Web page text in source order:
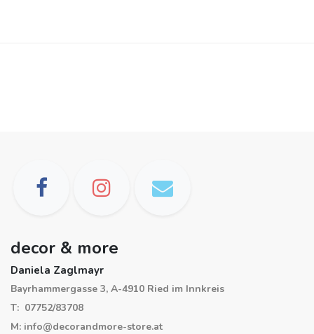
decor & more
Daniela Zaglmayr
Bayrhammergasse 3, A-4910 Ried im Innkreis
T: 07752/83708
M: info@decorandmore-store.at